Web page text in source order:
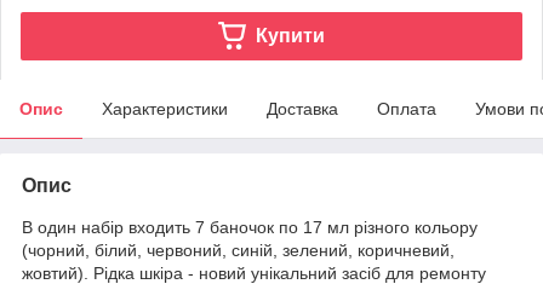
Купити
Опис Характеристики Доставка Оплата Умови
Опис
В один набір входить 7 баночок по 17 мл різного кольору
(чорний, білий, червоний, синій, зелений, коричневий,
жовтий). Рідка шкіра - новий унікальний засіб для ремонту